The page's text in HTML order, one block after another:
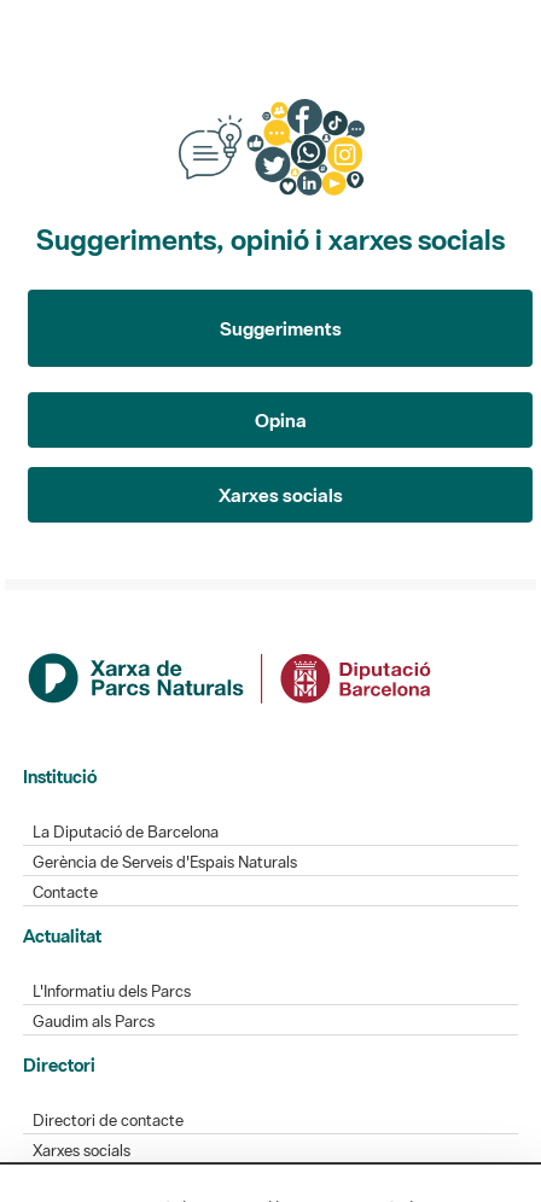
Suggeriments, opinió i xarxes socials
Suggeriments
Opina
Xarxes socials
Institució
La Diputació de Barcelona
Gerència de Serveis d'Espais Naturals
Contacte
Actualitat
L'Informatiu dels Parcs
Gaudim als Parcs
Directori
Directori de contacte
Xarxes socials